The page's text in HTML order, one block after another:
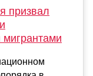
призвал